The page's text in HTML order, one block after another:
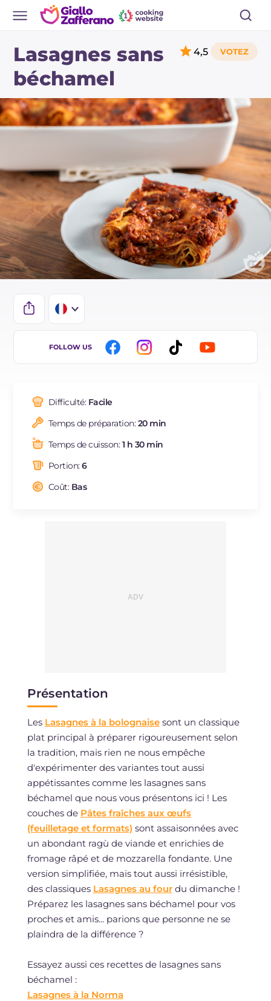
Lasagnes sans
béchamel
4,5
IT
ES
BR
NL
FOLLOW US
Difficulté: Facile
Temps de préparation:20 min
Temps de cuisson:1 h 30 min
Portion:6
Coût: Bas
Présentation
Les Lasagnes à la bolognaisesont un classique
plat principal à préparer rigoureusement selon
la tradition, mais rien ne nous empêche
d'expérimenter des variantes tout aussi
appétissantes comme les lasagnes sans
béchamel que nous vous présentons ici ! Les
couches de Pâtes fraîches aux œufs
(feuilletage et formats) sont assaisonnées avec
un abondant ragù de viande et enrichies de
fromage râpé et de mozzarella fondante. Une
version simplifiée, mais tout aussi irrésistible,
des classiques Lasagnes au fourdu dimanche !
Préparez les lasagnes sans béchamel pour vos
proches et amis... parions que personne ne se
plaindra de la différence ?
Essayez aussi ces recettes de lasagnes sans
béchamel :
Lasagnes à la Norma